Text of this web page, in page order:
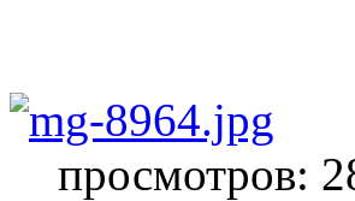
просмотров: